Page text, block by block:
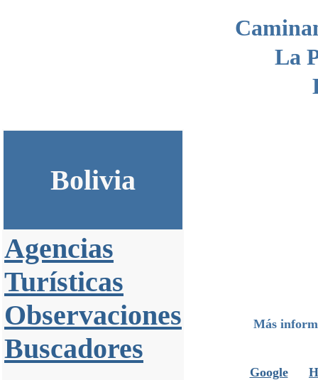
La
Bolivia
Agencias
Turísticas
Observaciones
Buscadores
Más
Google